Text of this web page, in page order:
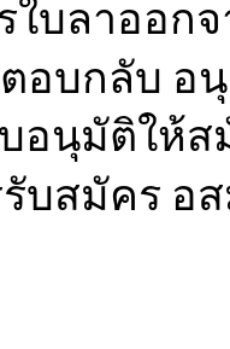
ใบลาออก
อบกลับ อ
บอนุมัติให้
บสมัคร อ